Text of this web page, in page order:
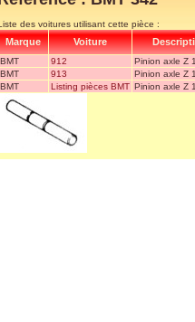
des voitures utilisant cette pièce :
Marque Voiture
BMT 912
Pinion axle Z
BMT
913
Pinion axle Z
BMT
Listing pièces BMT Pinion axle Z